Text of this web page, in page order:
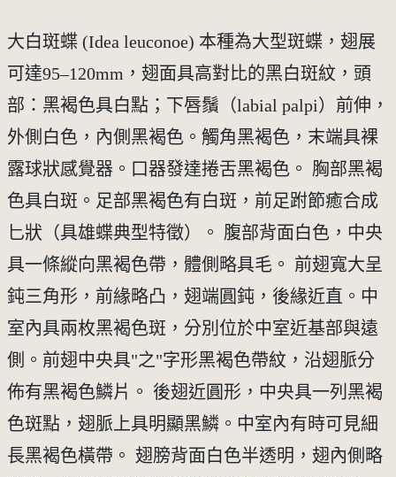
大白斑蝶 (Idea leuconoe) 本種為大型斑蝶，翅展
可達95–120mm，翅面具高對比的黑白斑紋，頭
部：黑褐色具白點；下唇鬚（labial palpi）前伸，
外側白色，內側黑褐色。觸角黑褐色，末端具裸
露球狀感覺器。口器發達捲舌黑褐色。 胸部黑褐
色具白斑。足部黑褐色有白斑，前足跗節癒合成
匕狀（具雄蝶典型特徵）。 腹部背面白色，中央
具一條縱向黑褐色帶，體側略具毛。 前翅寬大呈
鈍三角形，前緣略凸，翅端圓鈍，後緣近直。中
室內具兩枚黑褐色斑，分別位於中室近基部與遠
側。前翅中央具"之"字形黑褐色帶紋，沿翅脈分
佈有黑褐色鱗片。 後翅近圓形，中央具一列黑褐
色斑點，翅脈上具明顯黑鱗。中室內有時可見細
長黑褐色橫帶。 翅膀背面白色半透明，翅內側略